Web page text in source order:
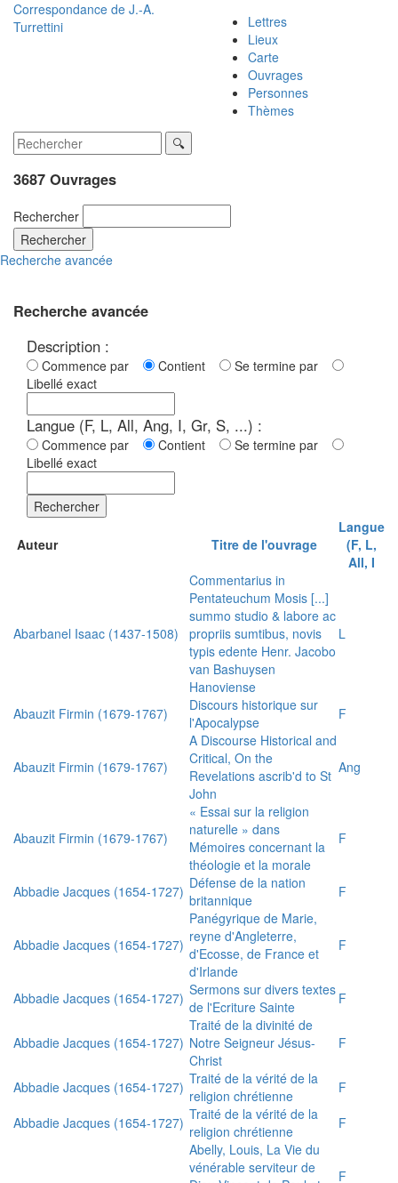
Correspondance de J.-A.
Turrettini
Lettres
Lieux
Carte
Ouvrages
Personnes
Thèmes
3687 Ouvrages
Rechercher
Rechercher
Recherche avancée
Recherche avancée
Description :
Commence par Contient
Se termine par
Libellé exact
Langue (F, L, All, Ang, I, Gr, S, ...) :
Commence par Contient
Se termine par
Libellé exact
Rechercher
Auteur Titre de l'ouvrage
Langue
(F, L,
All, I
Abarbanel Isaac (1437-1508)
Commentarius in
Pentateuchum Mosis [...]
summo studio & labore ac
propriis sumtibus, novis
typis edente Henr. Jacobo
van Bashuysen
Hanoviense
L
Abauzit Firmin (1679-1767)
Discours historique sur
l'Apocalypse
F
Abauzit Firmin (1679-1767)
A Discourse Historical and
Critical, On the
Revelations ascrib'd to St
John
Ang
Abauzit Firmin (1679-1767)
« Essai sur la religion
naturelle » dans
Mémoires concernant la
théologie et la morale
F
Abbadie Jacques (1654-1727) Défense de la nation
britannique
F
Abbadie Jacques (1654-1727)
Panégyrique de Marie,
reyne d'Angleterre,
d'Ecosse, de France et
d'Irlande
F
Abbadie Jacques (1654-1727) Sermons sur divers textes
de l'Ecriture Sainte
F
Abbadie Jacques (1654-1727)
Traité de la divinité de
Notre Seigneur Jésus-
Christ
F
Abbadie Jacques (1654-1727) Traité de la vérité de la
religion chrétienne
F
Abbadie Jacques (1654-1727) Traité de la vérité de la
religion chrétienne
F
Abelly, Louis, La Vie du
vénérable serviteur de
F